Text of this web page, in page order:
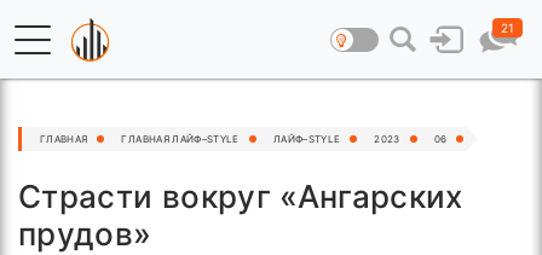
21
ГЛАВНАЯ ГЛАВНАЯ ЛАЙФ–STYLE ЛАЙФ–STYLE 2023 06
Страсти вокруг «Ангарских
прудов»